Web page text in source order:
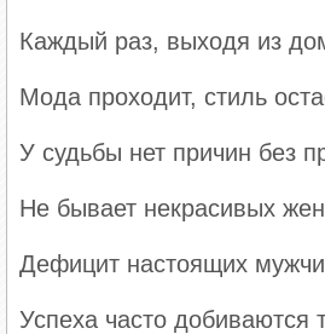
Каждый раз, выходя из
Мода проходит, стиль
У судьбы нет причин без
Не бывает некрасивых
Дефицит настоящих
Успеха часто добиваются